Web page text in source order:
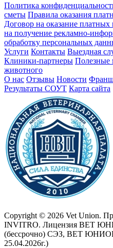
Политика
сметы Правила оказания
Договор на оказание платных
на получение рекламно-
обработку персональных
Услуги Контакты Выездная
Клиники-партнеры Полезные
животного
О нас Отзывы Новости
Результаты СОУТ Карта сайта
Copyright © 2026 Vet Union.
INVITRO. Лицензия ВЕТ
(бессрочно) СЭЗ, ВЕТ
25.04.2026г.)